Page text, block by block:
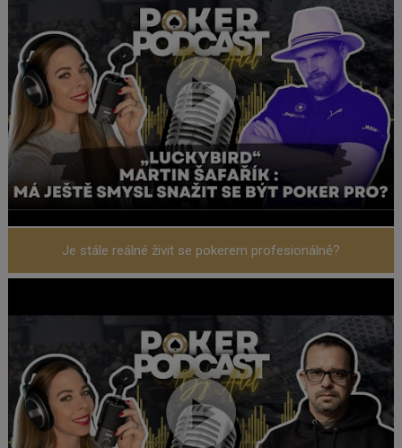
Je stále reálné živit se pokerem profesionálně?